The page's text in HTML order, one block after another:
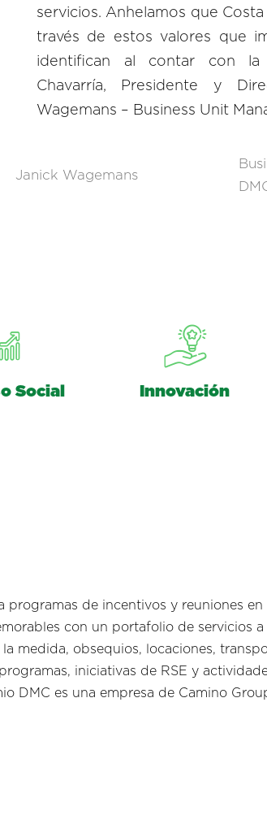
servicios. Anhelamos que
través de estos valores que
identifican al contar con la
Chavarría, Presidente y
Wagemans – Business Unit
Janick Wagemans
Social Innovación
de incentivos y reuniones en
con un portafolio de servicios a
medida, obsequios, locaciones,
iniciativas de RSE y
DMC es una empresa de Camino